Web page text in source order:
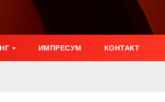
ИМПРЕСУМ КОНТАКТ